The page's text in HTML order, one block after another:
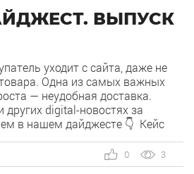
ВЫПУСК
уходит с сайта, даже не
Одна из самых важных
— неудобная доставка.
других digital-новостях за
в нашем дайджесте 👇 Кейс
Агентство продвигает ресторан
[…]
3
0